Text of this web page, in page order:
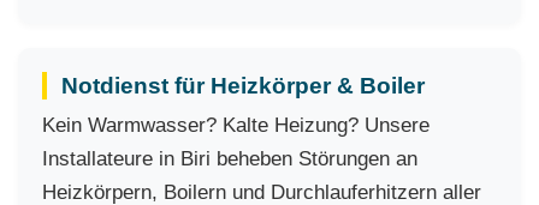
Notdienst für Heizkörper & Boiler
Kein Warmwasser? Kalte Heizung? Unsere
Installateure in Biri beheben Störungen an
Heizkörpern, Boilern und Durchlauferhitzern aller